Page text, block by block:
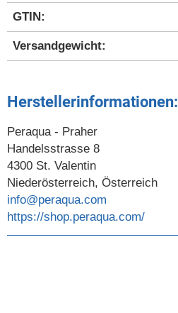
GTIN:
Versandgewicht‍:
Herstellerinformationen:
Peraqua - Praher
Handelsstrasse 8
4300 St. Valentin
Niederösterreich, Österreich
info@peraqua.com
https://shop.peraqua.com/